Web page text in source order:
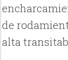
de
alta